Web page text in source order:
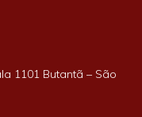
1101 Butantã – São